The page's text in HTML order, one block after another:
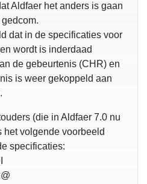
Aldfaer het anders is gaan
dat in de specificaties voor
wordt is inderdaad
de gebeurtenis (CHR) en
is weer gekoppeld aan
(die in Aldfaer 7.0 nu
het volgende voorbeeld
specificaties: